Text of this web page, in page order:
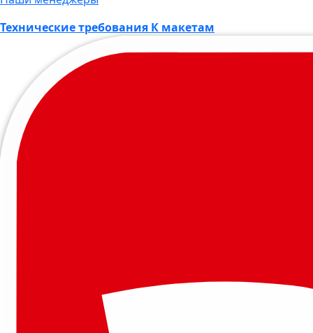
Технические требования К макетам